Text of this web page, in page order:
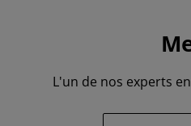
L'un de nos experts